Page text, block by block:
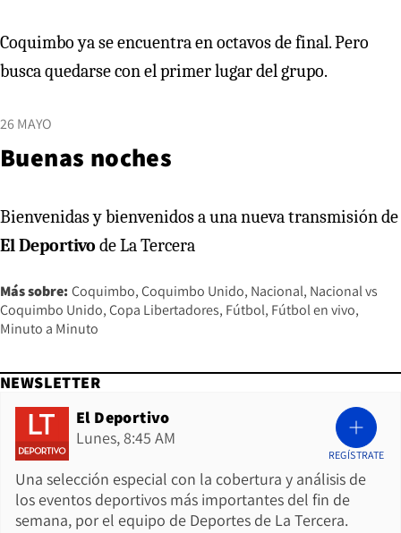
Coquimbo ya se encuentra en octavos de final. Pero
busca quedarse con el primer lugar del grupo.
26 MAYO
Buenas noches
Bienvenidas y bienvenidos a una nueva transmisión de
El Deportivo de La Tercera
Más sobre: Coquimbo Coquimbo Unido Nacional Nacional vs
Coquimbo Unido Copa Libertadores Fútbol Fútbol en vivo
Minuto a Minuto
NEWSLETTER
El Deportivo
Lunes, 8:45 AM
Una selección especial con la cobertura y análisis de
los eventos deportivos más importantes del fin de
semana, por el equipo de Deportes de La Tercera.
REGÍSTRATE